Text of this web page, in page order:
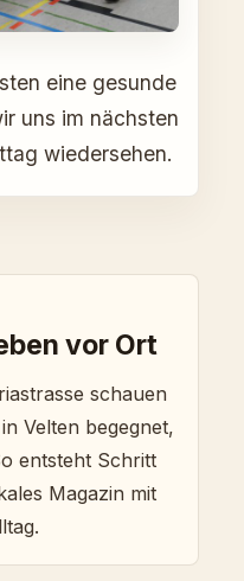
eine gesunde
uns im nächsten
wiedersehen.
vor Ort
schauen
Velten begegnet,
entsteht Schritt
Magazin mit